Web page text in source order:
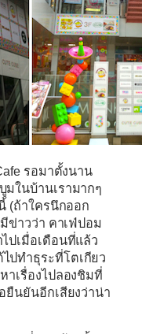
รอมาตั้งนาน
ในบ้านเรามากๆ
(ถ้าใครนึกออก
ข่าวว่า คาเฟ่ปอม
ปเมื่อเดือนที่แล้ว
ปทำธุระที่โตเกียว
าเรื่องไปลองชิมที่
ยืนยันอีกเสียงว่าน่า